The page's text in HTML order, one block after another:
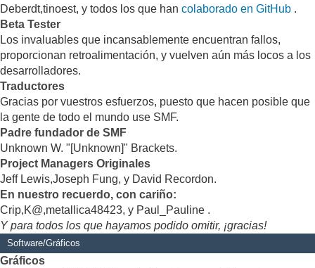
Deberdt,tinoest, y todos los que han colaborado en GitHub .
Beta Tester
Los invaluables que incansablemente encuentran fallos,
proporcionan retroalimentación, y vuelven aún más locos a los
desarrolladores.
Traductores
Gracias por vuestros esfuerzos, puesto que hacen posible que
la gente de todo el mundo use SMF.
Padre fundador de SMF
Unknown W. "[Unknown]" Brackets.
Project Managers Originales
Jeff Lewis,Joseph Fung, y David Recordon.
En nuestro recuerdo, con cariño:
Crip,K@,metallica48423, y Paul_Pauline .
Y para todos los que hayamos podido omitir, ¡gracias!
Software/Gráficos
Gráficos